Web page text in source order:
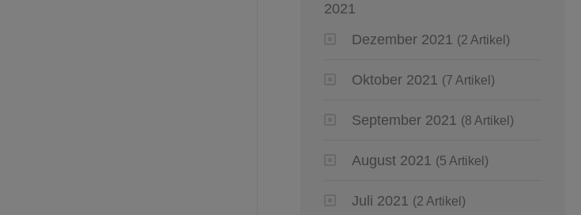
2021
Dezember 2021 (2 Artikel)
Oktober 2021 (7 Artikel)
September 2021 (8 Artikel)
August 2021 (5 Artikel)
Juli 2021 (2 Artikel)